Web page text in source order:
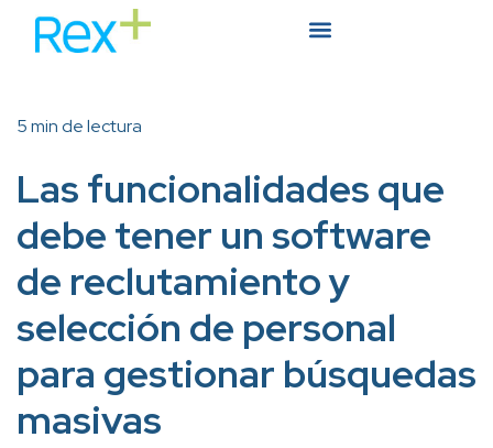
5 min de lectura
Las funcionalidades que
debe tener un software
de reclutamiento y
selección de personal
para gestionar búsquedas
masivas